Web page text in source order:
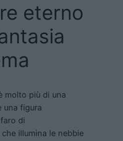
eterno
molto più di una
una figura
di
illumina le nebbie